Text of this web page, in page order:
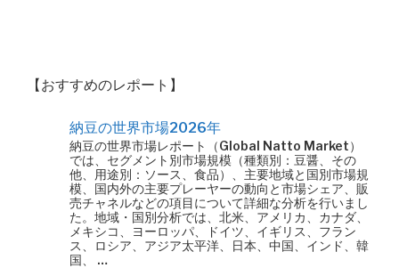
【おすすめのレポート】
納豆の世界市場2026年
納豆の世界市場レポート（Global Natto Market）
では、セグメント別市場規模（種類別：豆醤、その
他、用途別：ソース、食品）、主要地域と国別市場規
模、国内外の主要プレーヤーの動向と市場シェア、販
売チャネルなどの項目について詳細な分析を行いまし
た。地域・国別分析では、北米、アメリカ、カナダ、
メキシコ、ヨーロッパ、ドイツ、イギリス、フラン
ス、ロシア、アジア太平洋、日本、中国、インド、韓
国、 …